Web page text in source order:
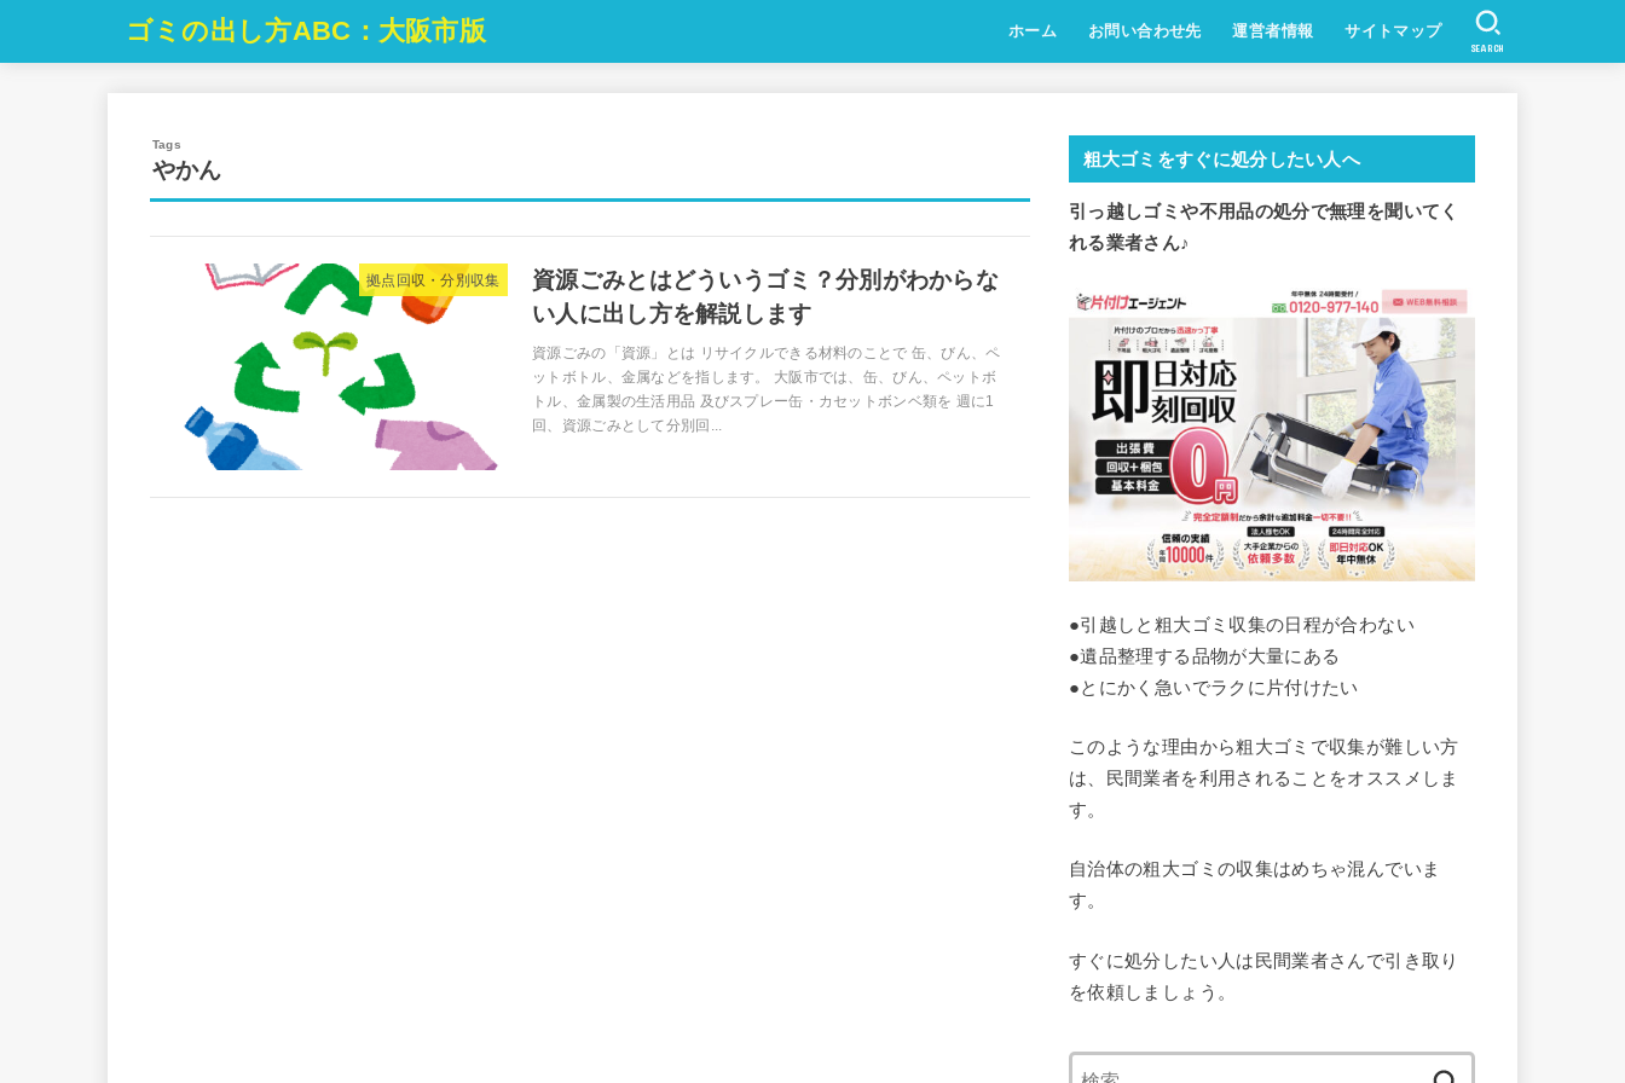
ゴミの出し方ABC：大阪市版 ホーム お問い合わせ先 運営者情報 サイトマップ
SEARCH
やかん
拠点回収・分別収集
資源ごみとはどういうゴミ？分別がわからな
い人に出し方を解説します
資源ごみの「資源」とは リサイクルできる材料のことで 缶、びん、ペ
ットボトル、金属などを指します。 大阪市では、缶、びん、ペットボ
トル、金属製の生活用品 及びスプレー缶・カセットボンベ類を 週に1
回、資源ごみとして分別回...
粗大ゴミをすぐに処分したい人へ
引っ越しゴミや不用品の処分で無理を聞いてく
れる業者さん♪
●引越しと粗大ゴミ収集の日程が合わない
●遺品整理する品物が大量にある
●とにかく急いでラクに片付けたい
このような理由から粗大ゴミで収集が難しい方
は、民間業者を利用されることをオススメしま
す。
自治体の粗大ゴミの収集はめちゃ混んでいま
す。
すぐに処分したい人は民間業者さんで引き取り
を依頼しましょう。